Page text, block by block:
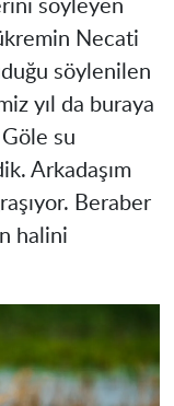
söyleyen
Necati
söylenilen
yıl da buraya
su
Arkadaşım
Beraber
halini